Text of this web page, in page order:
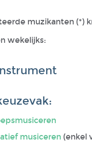
muzikanten (*)
wekelijks:
musiceren (enkel